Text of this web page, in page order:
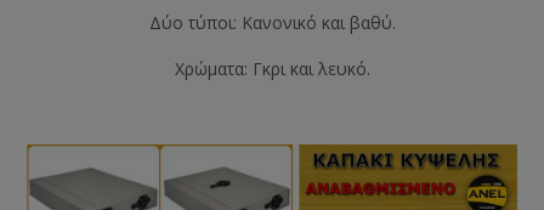
Δύο τύποι: Κανονικό και βαθύ.
Χρώματα: Γκρι και λευκό.